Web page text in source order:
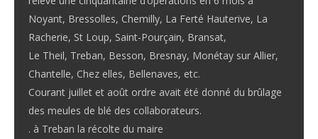
Noyant, Bressolles, Chemilly, La Ferté Hauterive, La
Racherie, St Loup, Saint-Pourçain, Bransat,
Le Theil, Treban, Besson, Bresnay, Monétay sur Allier,
Chantelle, Chez elles, Bellenaves, etc.
Courant juillet et août ordre avait été donné du brûlage
des meules de blé des collaborateurs.
. à Treban la récolte du maire